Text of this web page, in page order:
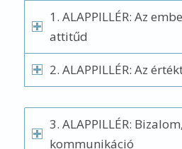
1. ALAPPILLÉR: Az
attitűd
2. ALAPPILLÉR: Az
3. ALAPPILLÉR:
kommunikáció